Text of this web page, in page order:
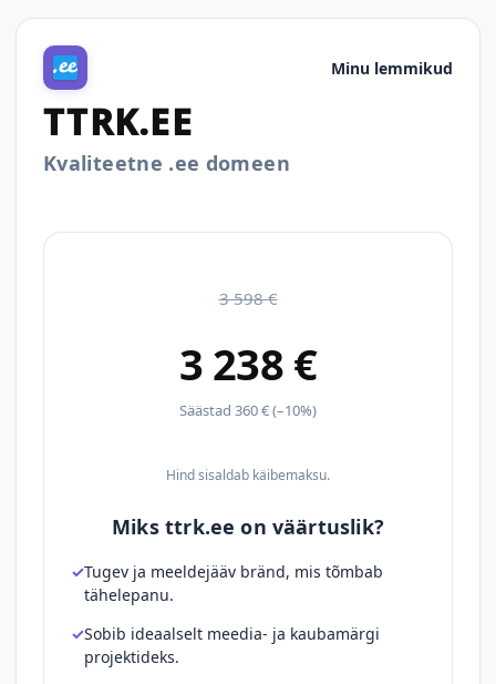
Minu lemmikud
TTRK.EE
Kvaliteetne .ee domeen
3 598 €
3 238 €
Säästad 360 € (–10%)
Hind sisaldab käibemaksu.
Miks ttrk.ee on väärtuslik?
Tugev ja meeldejääv bränd, mis tõmbab
tähelepanu.
Sobib ideaalselt meedia- ja kaubamärgi
projektideks.